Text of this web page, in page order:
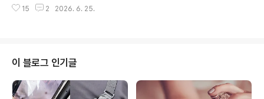
도마, 행주까지 다 걸어도 안 떨어지는 괴물 고정력 거치..
럴때 하나 챙겨두면 생각보다 정말 유용한 아이템이 있어
요. 더운 날씨에 오래 걷거나 운동 후 열감이 심할 때 이마
나 목덜미, 팔뚝 등에 붙여주면 시원한 냉각감이 바로 느껴
져 한결 쾌적해져요. 특히 외부에서 에어컨을 바로 사용할
수 없는 환경에서는 작은 차이가 큰 만족감을 주더라고요.
15 2 2026. 6. 25.
이 블로그 인기글